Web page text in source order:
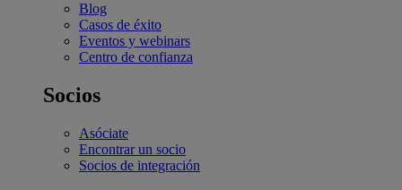
Blog
Casos de éxito
Eventos y webinars
Centro de confianza
Socios
Asóciate
Encontrar un socio
Socios de integración